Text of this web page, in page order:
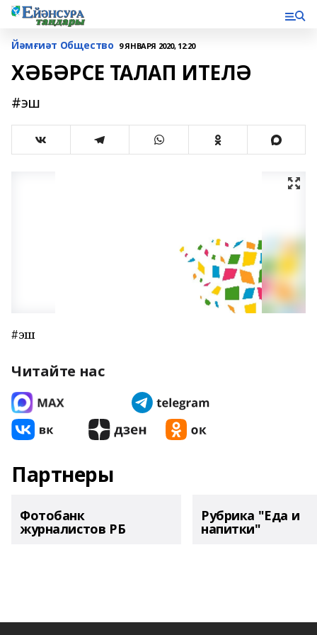
Йәмғиәт Общество 9 ЯНВАРЯ 2020, 12:20
ХӘБӘРСЕ ТАЛАП ИТЕЛӘ
#эш
#эш
Читайте нас
Партнеры
Фотобанк
журналистов РБ
Рубрика "Еда и
напитки"